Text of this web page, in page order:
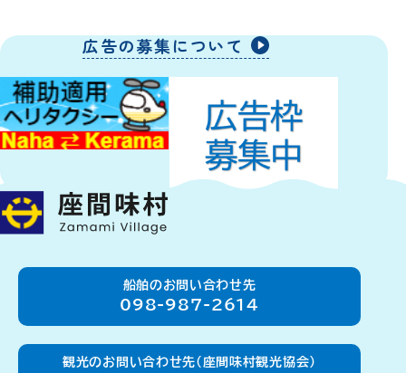
広告の募集について
船舶のお問い合わせ先
098-987-2614
観光のお問い合わせ先（座間味村観光協会）